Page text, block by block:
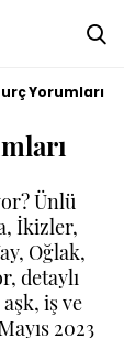
Yorumları
Ünlü
İkizler,
Oğlak,
detaylı
iş ve
2023